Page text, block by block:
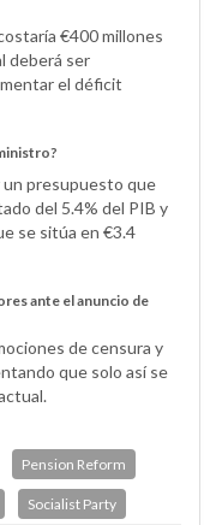
€400 millones
deberá ser
el déficit
un presupuesto que
del 5.4% del PIB y
se sitúa en €3.4
ante el anuncio de
de censura y
que solo así se
Pension Reform
Socialist Party